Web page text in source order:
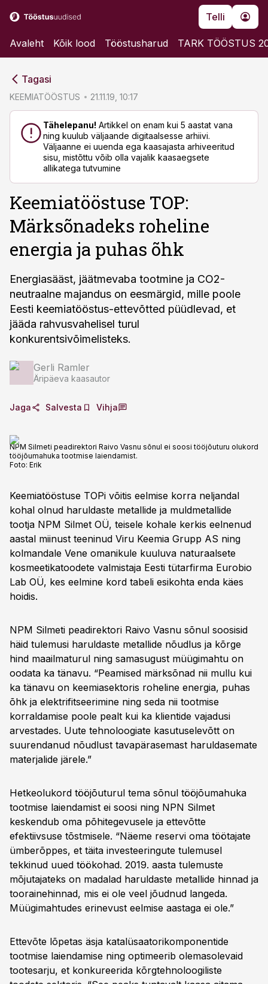
Telli
Avaleht Kõik lood Tööstusharud TARK TÖÖSTUS
Tagasi
KEEMIATÖÖSTUS 21.11.19, 10:17
Tähelepanu! Artikkel on enam kui 5 aastat vana
ning kuulub väljaande digitaalsesse arhiivi.
Väljaanne ei uuenda ega kaasajasta arhiveeritud
sisu, mistõttu võib olla vajalik kaasaegsete
allikatega tutvumine
Keemiatööstuse TOP:
Märksõnadeks roheline
energia ja puhas õhk
Energiasääst, jäätmevaba tootmine ja CO2-
neutraalne majandus on eesmärgid, mille poole
Eesti keemiatööstus-ettevõtted püüdlevad, et
jääda rahvusvahelisel turul
konkurentsivõimelisteks.
Gerli Ramler
Äripäeva kaasautor
Jaga Salvesta Vihja
NPM Silmeti peadirektori Raivo Vasnu sõnul ei soosi tööjõuturu olukord
tööjõumahuka tootmise laiendamist.
Foto: Erik
Keemiatööstuse TOPi võitis eelmise korra neljandal
kohal olnud haruldaste metallide ja muldmetallide
tootja NPM Silmet OÜ, teisele kohale kerkis eelnenud
aastal miinust teeninud Viru Keemia Grupp AS ning
kolmandale Vene omanikule kuuluva naturaalsete
kosmeetikatoodete valmistaja Eesti tütarfirma Eurobio
Lab OÜ, kes eelmine kord tabeli esikohta enda käes
hoidis.
NPM Silmeti peadirektori Raivo Vasnu sõnul soosisid
häid tulemusi haruldaste metallide nõudlus ja kõrge
hind maailmaturul ning samasugust müügimahtu on
oodata ka tänavu. “Peamised märksõnad nii mullu kui
ka tänavu on keemiasektoris roheline energia, puhas
õhk ja elektrifitseerimine ning seda nii tootmise
korraldamise poole pealt kui ka klientide vajadusi
arvestades. Uute tehnoloogiate kasutuselevõtt on
suurendanud nõudlust tavapärasemast haruldasemate
materjalide järele.”
Hetkeolukord tööjõuturul tema sõnul tööjõumahuka
tootmise laiendamist ei soosi ning NPN Silmet
keskendub oma põhitegevusele ja ettevõtte
efektiivsuse tõstmisele. “Näeme reservi oma töötajate
ümberõppes, et täita investeeringute tulemusel
tekkinud uued töökohad. 2019. aasta tulemuste
mõjutajateks on madalad haruldaste metallide hinnad ja
toorainehinnad, mis ei ole veel jõudnud langeda.
Müügimahtudes erinevust eelmise aastaga ei ole.”
Ettevõte lõpetas äsja katalüsaatorikomponentide
tootmise laiendamise ning optimeerib olemasolevaid
tootesarju, et konkureerida kõrgtehnoloogiliste